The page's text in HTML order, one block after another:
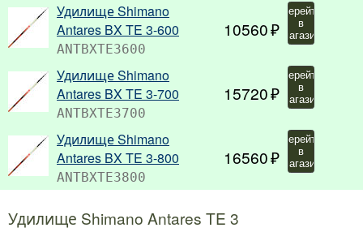
Удилище Shimano
Antares BX TE 3-600
ANTBXTE3600
10560
Перейти
в
магазин
Удилище Shimano
Antares BX TE 3-700
ANTBXTE3700
15720
Перейти
в
магазин
Удилище Shimano
Antares BX TE 3-800
ANTBXTE3800
16560
Перейти
в
магазин
Удилище Shimano Antares TE 3